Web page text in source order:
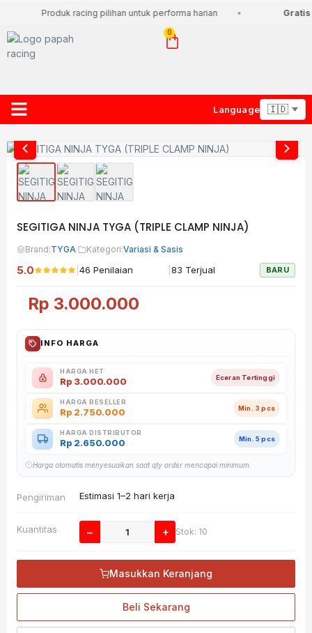
Produk racing pilihan untuk performa harian Gratis
0
Language
SEGITIGA NINJA TYGA (TRIPLE CLAMP NINJA)
Brand:TYGA· Kategori:Variasi & Sasis
5.0 46 Penilaian 83 Terjual BARU
Rp 3.000.000
INFO HARGA
HARGA HET
Rp 3.000.000 Eceran Tertinggi
HARGA RESELLER
Rp 2.750.000 Min. 3 pcs
HARGA DISTRIBUTOR
Rp 2.650.000 Min. 5 pcs
Harga otomatis menyesuaikan saat qty order mencapai minimum.
Pengiriman Estimasi 1–2 hari kerja
Kuantitas − + Stok: 10
Masukkan Keranjang
Beli Sekarang